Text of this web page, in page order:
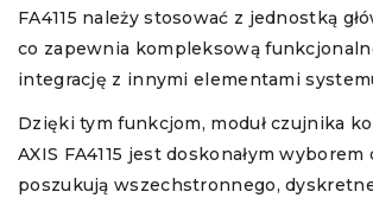
FA4115 należy stosować z jednostką
co zapewnia kompleksową
integrację z innymi elementami
Dzięki tym funkcjom, moduł czujnika
AXIS FA4115 jest doskonałym
poszukują wszechstronnego,